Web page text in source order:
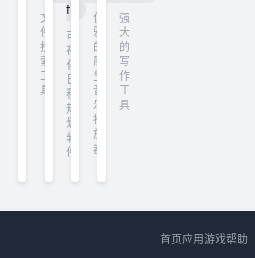
文
件
搜
索
工
具
fix
可
视
化
日
程
规
划
软
件
优
雅
的
原
生
音
乐
播
放
器
强
大
的
写
作
工
具
首页应用游戏帮助